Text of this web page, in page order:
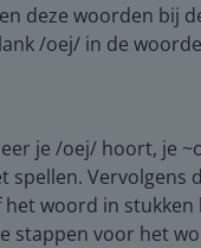
deze woorden bij
/oej/ in de
je /oej/ hoort, je
woord in stukken
stappen voor het